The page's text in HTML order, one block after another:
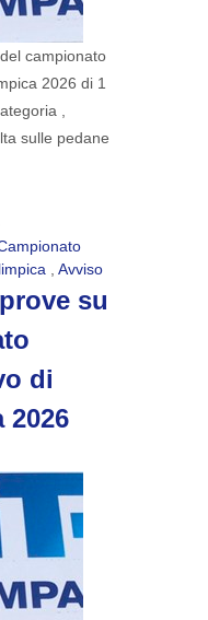
campionato
2026 di 1
,
sulle pedane
Avviso
su
di
2026